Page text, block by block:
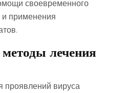
своевременного
и применения
лечения
проявлений вируса